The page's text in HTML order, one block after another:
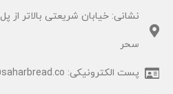
سحر
پست الکترونیکی: info@saharbread.co